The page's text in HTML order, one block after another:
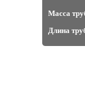
Масса
Длина